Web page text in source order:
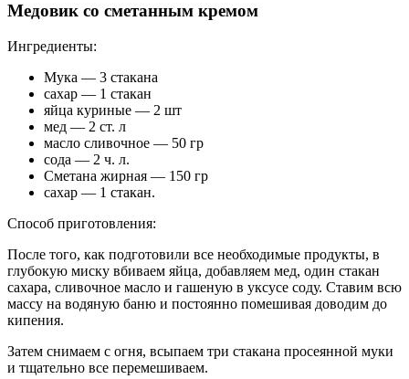
Медовик со сметанным кремом
Ингредиенты:
Мука — 3 стакана
сахар — 1 стакан
яйца куриные — 2 шт
мед — 2 ст. л
масло сливочное — 50 гр
сода — 2 ч. л.
Сметана жирная — 150 гр
сахар — 1 стакан.
Способ приготовления:
После того, как подготовили все необходимые продукты, в
глубокую миску вбиваем яйца, добавляем мед, один стакан
сахара, сливочное масло и гашеную в уксусе соду. Ставим всю
массу на водяную баню и постоянно помешивая доводим до
кипения.
Затем снимаем с огня, всыпаем три стакана просеянной муки
и тщательно все перемешиваем.